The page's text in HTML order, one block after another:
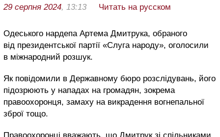
29 серпня 2024, 13:13 Читать на русском
Одеського нардепа Артема Дмитрука, обраного
від президентської партії «Слуга народу», оголосили
в міжнародний розшук.
Як повідомили в Державному бюро розслідувань, його
підозрюють у нападах на громадян, зокрема
правоохоронця, замаху на викрадення вогнепальної
зброї тощо.